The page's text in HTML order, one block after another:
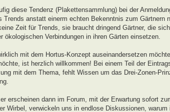
diese Tendenz (Plakettensammlung) bei der
Trends anstatt einerm echten Bekenntnis zum
Zeit für Trends, sie braucht dringend Gärtner, die
ökologischen Verbindungen in ihren Gärten einsetzen.
mit dem Hortus-Konzept auseinandersetzen
ist herzlich willkommen! Bei einem Teil der
mit dem Thema, fehlt Wissen um das Drei-Zonen-
erscheinen dann im Forum, mit der Erwartung sofort
Wirbel, verwickeln uns in endlose Diskussionen,